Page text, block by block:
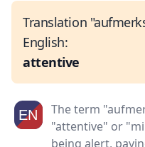
Translation
English:
attentive
The term
"attentive" or
being alert,